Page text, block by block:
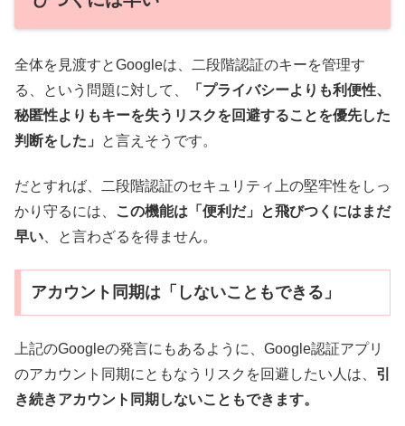
全体を見渡すとGoogleは、二段階認証のキーを管理す
る、という問題に対して、
「プライバシーよりも利便性、
秘匿性よりもキーを失うリスクを回避することを優先した
判断をした」
と言えそうです。
だとすれば、二段階認証のセキュリティ上の堅牢性をしっ
かり守るには、
この機能は「便利だ」と飛びつくにはまだ
早い 、と言わざるを得ません。
アカウント同期は「しないこともできる」
上記のGoogleの発言にもあるように、Google認証アプリ
のアカウント同期にともなうリスクを回避したい人は、 引
き続きアカウント同期しないこともできます。